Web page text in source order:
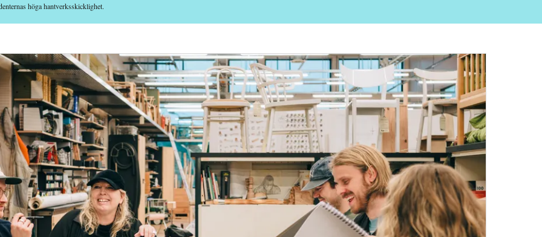
höga hantverksskicklighet.